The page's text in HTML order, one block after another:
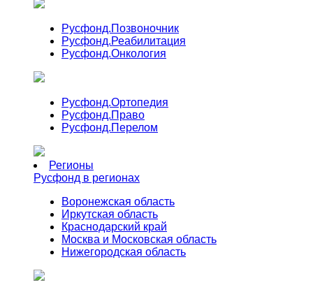
Русфонд.Позвоночник
Русфонд.Реабилитация
Русфонд.Онкология
Русфонд.Ортопедия
Русфонд.Право
Русфонд.Перелом
Регионы
Русфонд в регионах
Воронежская область
Иркутская область
Краснодарский край
Москва и Московская область
Нижегородская область